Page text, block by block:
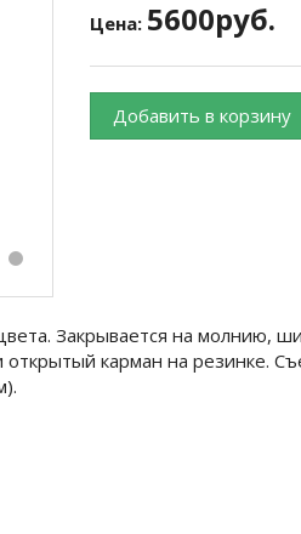
Цена: 5600руб.
Добавить в корзину
Закрывается на молнию,
карман на резинке.